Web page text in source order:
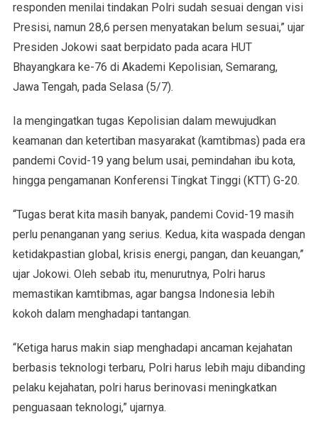
responden menilai tindakan Polri sudah sesuai dengan visi
Presisi, namun 28,6 persen menyatakan belum sesuai,” ujar
Presiden Jokowi saat berpidato pada acara HUT
Bhayangkara ke-76 di Akademi Kepolisian, Semarang,
Jawa Tengah, pada Selasa (5/7).
Ia mengingatkan tugas Kepolisian dalam mewujudkan
keamanan dan ketertiban masyarakat (kamtibmas) pada era
pandemi Covid-19 yang belum usai, pemindahan ibu kota,
hingga pengamanan Konferensi Tingkat Tinggi (KTT) G-20.
“Tugas berat kita masih banyak, pandemi Covid-19 masih
perlu penanganan yang serius. Kedua, kita waspada dengan
ketidakpastian global, krisis energi, pangan, dan keuangan,”
ujar Jokowi. Oleh sebab itu, menurutnya, Polri harus
memastikan kamtibmas, agar bangsa Indonesia lebih
kokoh dalam menghadapi tantangan.
“Ketiga harus makin siap menghadapi ancaman kejahatan
berbasis teknologi terbaru, Polri harus lebih maju dibanding
pelaku kejahatan, polri harus berinovasi meningkatkan
penguasaan teknologi,” ujarnya.